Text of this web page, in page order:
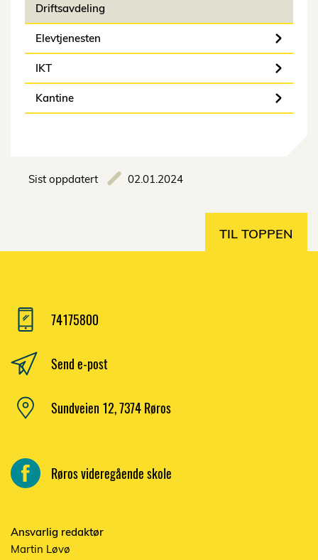
Driftsavdeling
Elevtjenesten
IKT
Kantine
Sist oppdatert 02.01.2024
TIL TOPPEN
74175800
Send e-post
Sundveien 12, 7374 Røros
Røros videregående skole
Ansvarlig redaktør
Martin Løvø